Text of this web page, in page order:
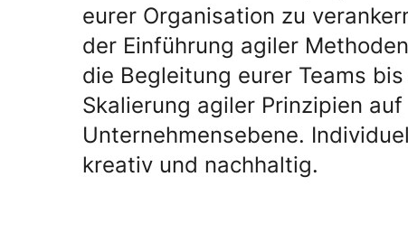
eurer Organisation zu
der Einführung agiler
die Begleitung eurer Teams
Skalierung agiler Prinzipien auf
Unternehmensebene.
kreativ und nachhaltig.